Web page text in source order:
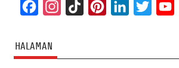
c
e
t
T
t
k
t
T
HALAMAN